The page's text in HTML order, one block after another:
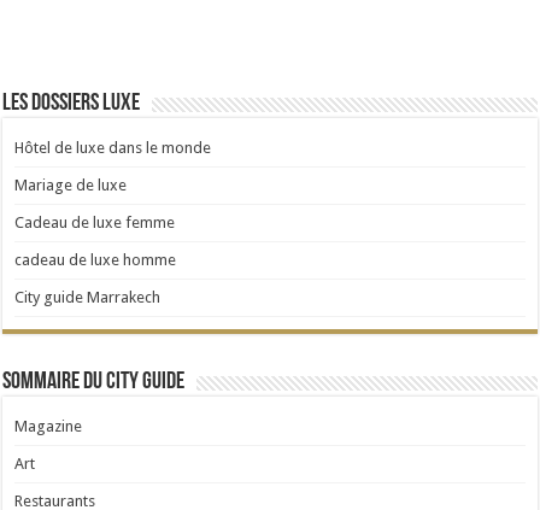
Les dossiers Luxe
Hôtel de luxe dans le monde
Mariage de luxe
Cadeau de luxe femme
cadeau de luxe homme
City guide Marrakech
Sommaire du City Guide
Magazine
Art
Restaurants